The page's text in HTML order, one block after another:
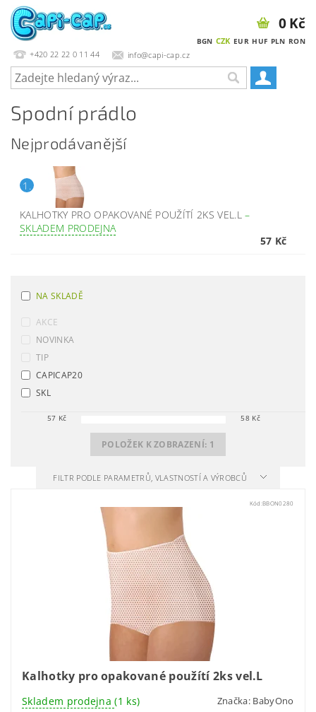
+420 22 22 0 11 44 info@capi-cap.cz
BGN CZK EUR HUF PLN RON
0 Kč
Spodní prádlo
Nejprodávanější
1.
KALHOTKY PRO OPAKOVANÉ POUŽÍTÍ 2KS VEL.L–
SKLADEM PRODEJNA
57 Kč
NA SKLADĚ
AKCE
NOVINKA
TIP
CAPICAP20
SKL
57 Kč 58 Kč
POLOŽEK K ZOBRAZENÍ: 1
FILTR PODLE PARAMETRŮ, VLASTNOSTÍ A VÝROBCŮ
Kód: BBON0280
Kalhotky pro opakované použítí 2ks vel.L
Skladem prodejna(1 ks) Značka: BabyOno